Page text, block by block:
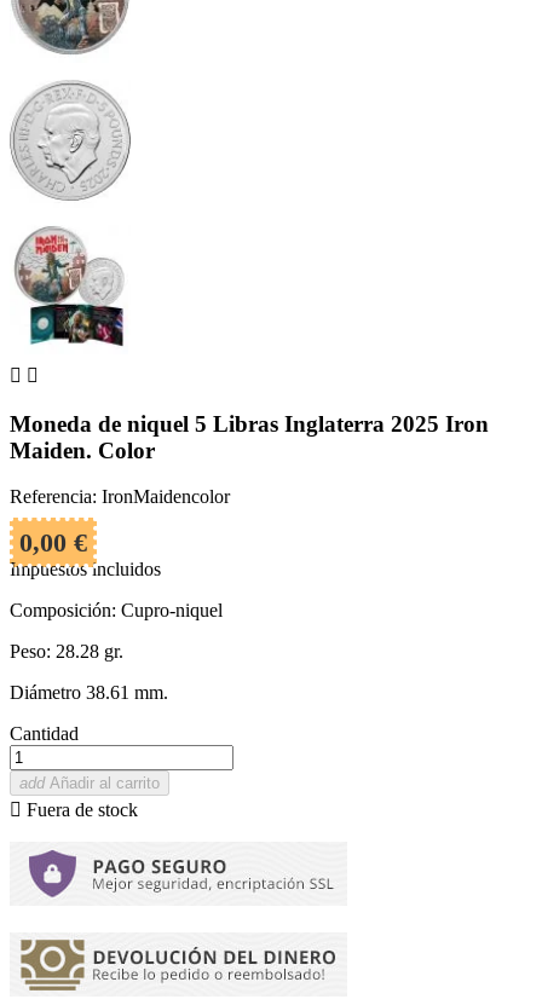
 
Moneda de niquel 5 Libras Inglaterra 2025 Iron
Maiden. Color
Referencia: IronMaidencolor
0,00 €
Impuestos incluidos
Composición: Cupro-niquel
Peso: 28.28 gr.
Diámetro 38.61 mm.
Cantidad
add Añadir al carrito
 Fuera de stock